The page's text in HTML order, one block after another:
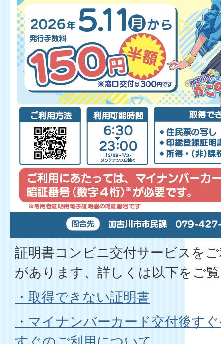
証明書コンビニ交付サービスを
があります、詳しくは以下をご
・取得できない証明書
・マイナンバーカード交付後す